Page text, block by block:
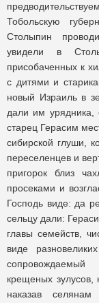
Тобольскую
Столыпин
увидели в
присобаченных к
с дитями и
новый Израиль в
дали им урядника,
старец Герасим
сибирской глуши,
переселенцев и
пригорок близ
просеками и
Господь виде: да
сельцу дали:
главы семейств,
виде
крещеных зулусов,
наказав селянам